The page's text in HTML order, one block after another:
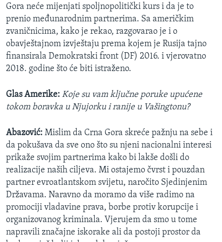
Gora neće mijenjati spoljnopolitički kurs i da je to
prenio međunarodnim partnerima. Sa američkim
zvaničnicima, kako je rekao, razgovarao je i o
obavještajnom izvještaju prema kojem je Rusija tajno
finansirala Demokratski front (DF) 2016. i vjerovatno
2018. godine što će biti istraženo.
Glas Amerike: Koje su vam ključne poruke upućene
tokom boravka u Njujorku i ranije u Vašingtonu?
Abazović: Mislim da Crna Gora skreće pažnju na sebe i
da pokušava da sve ono što su njeni nacionalni interesi
prikaže svojim partnerima kako bi lakše došli do
realizacije naših ciljeva. Mi ostajemo čvrst i pouzdan
partner evroatlantskom svijetu, naročito Sjedinjenim
Državama. Naravno da moramo da više radimo na
promociji vladavine prava, borbe protiv korupcije i
organizovanog kriminala. Vjerujem da smo u tome
napravili značajne iskorake ali da postoji prostor da